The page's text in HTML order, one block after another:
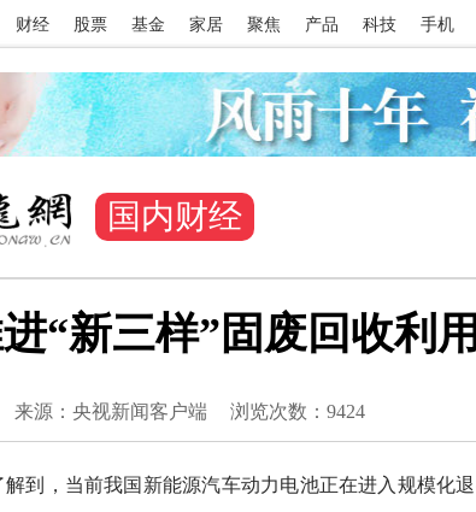
财经 股票 基金 家居 聚焦 产品 科技 手机
国内财经
“新三样”固废回收利
来源：央视新闻客户端 浏览次数： 9424
，当前我国新能源汽车动力电池正在进入规模化退